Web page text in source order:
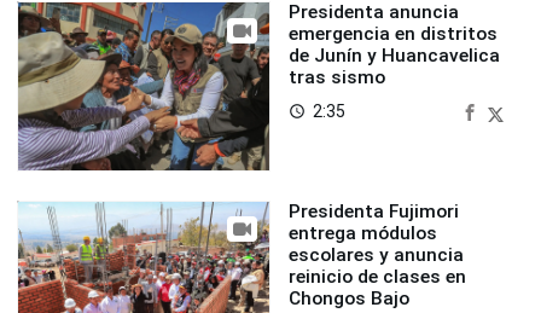
Presidenta anuncia
emergencia en distritos
de Junín y Huancavelica
tras sismo
access_time 2:35
Presidenta Fujimori
entrega módulos
escolares y anuncia
reinicio de clases en
Chongos Bajo